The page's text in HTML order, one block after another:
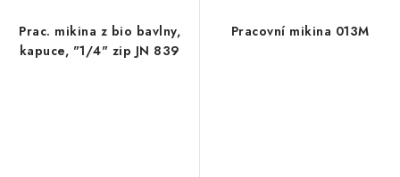
Prac. mikina z bio bavlny,
kapuce, "1/4" zip JN 839
Pracovní mikina 013M